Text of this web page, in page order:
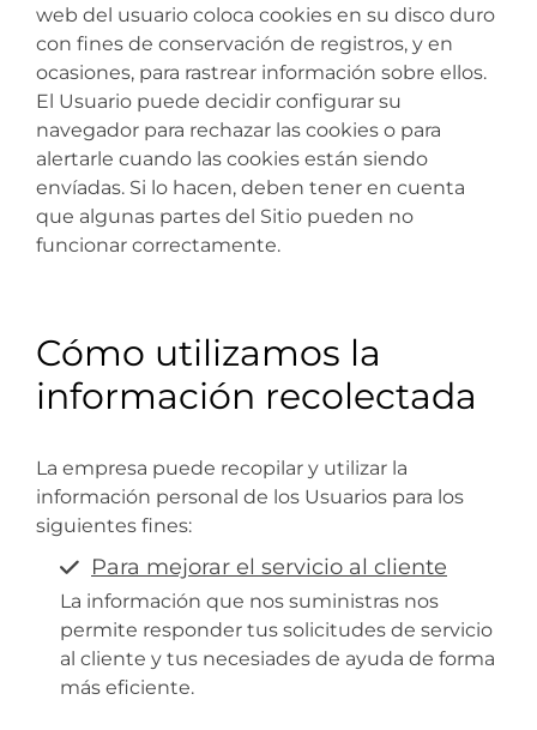
web del usuario coloca cookies en su disco duro
con fines de conservación de registros, y en
ocasiones, para rastrear información sobre ellos.
El Usuario puede decidir configurar su
navegador para rechazar las cookies o para
alertarle cuando las cookies están siendo
envíadas. Si lo hacen, deben tener en cuenta
que algunas partes del Sitio pueden no
funcionar correctamente.
Cómo utilizamos la
información recolectada
La empresa puede recopilar y utilizar la
información personal de los Usuarios para los
siguientes fines:
Para mejorar el servicio al cliente
La información que nos suministras nos
permite responder tus solicitudes de servicio
al cliente y tus necesiades de ayuda de forma
más eficiente.